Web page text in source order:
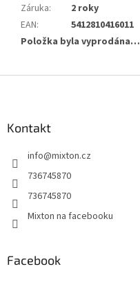
Záruka:
2 roky
EAN:
5412810416011
Položka byla vyprodána…
Kontakt
info@mixton.cz
736745870
736745870
Mixton na facebooku
Facebook